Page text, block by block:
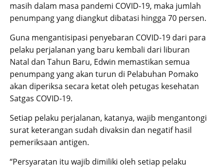
masih dalam masa pandemi COVID-19, maka jumlah
penumpang yang diangkut dibatasi hingga 70 persen.
Guna mengantisipasi penyebaran COVID-19 dari para
pelaku perjalanan yang baru kembali dari liburan
Natal dan Tahun Baru, Edwin memastikan semua
penumpang yang akan turun di Pelabuhan Pomako
akan diperiksa secara ketat oleh petugas kesehatan
Satgas COVID-19.
Setiap pelaku perjalanan, katanya, wajib mengantongi
surat keterangan sudah divaksin dan negatif hasil
pemeriksaan antigen.
“Persyaratan itu wajib dimiliki oleh setiap pelaku